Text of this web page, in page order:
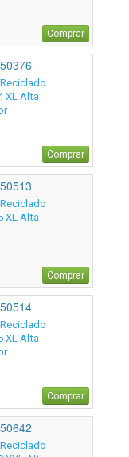
Comprar
XL Alta
Comprar
XL Alta
Comprar
XL Alta
Comprar